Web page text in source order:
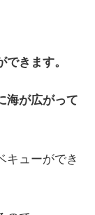
できます。
海が広がって
キューができ